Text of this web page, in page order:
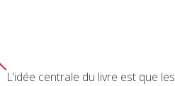
L’idée centrale du livre est que les